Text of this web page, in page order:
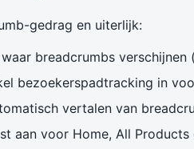
gedrag en uiterlijk:
breadcrumbs
bezoekerspadtracking in
vertalen van
aan voor Home, All Products